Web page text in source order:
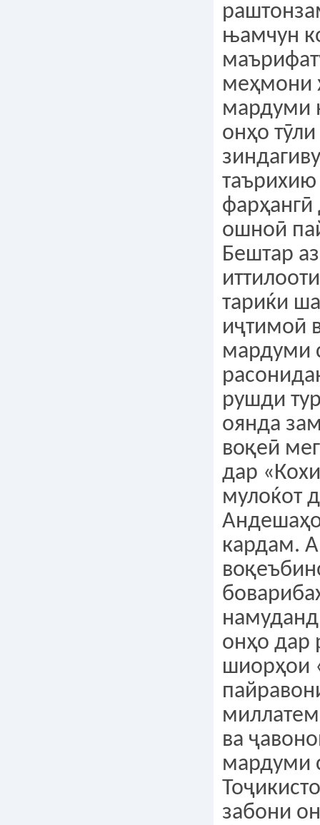
њамчун
меҳмони
мардуми
онҳо
таърихию
ошноӣ
Бештар
тариќи
иҷтимоӣ
мардуми
рушди
оянда
воқеӣ
дар
мулоќот
кардам.
онҳо дар
шиорҳои
ва
мардуми
забони